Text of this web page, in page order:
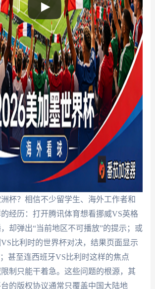
杯？相信不少留学生、海外工作者和
经历：打开腾讯体育想看挪威VS英格
却弹出“当前地区不可播放”的提示；或
比利时的世界杯对决，结果页面显示
甚至连西班牙VS比利时这样的焦点
制只能干着急。这些问题的根源，其
的版权协议通常只覆盖中国大陆地